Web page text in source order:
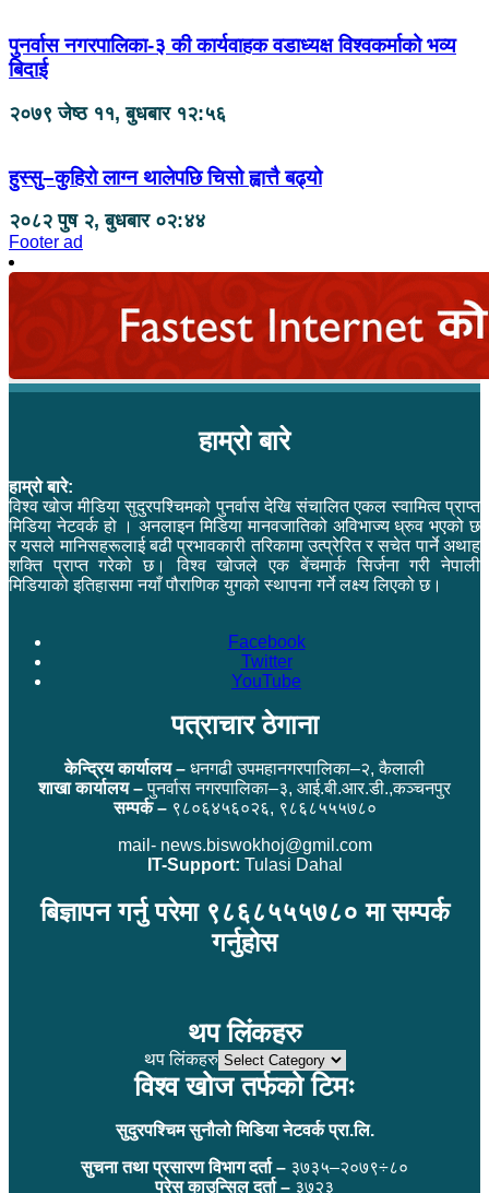
पुनर्वास नगरपालिका-३ की कार्यवाहक वडाध्यक्ष विश्वकर्माको भव्य
बिदाई
२०७९ जेष्ठ ११, बुधबार १२:५६
हुस्सु–कुहिरो लाग्न थालेपछि चिसो ह्वात्तै बढ्यो
२०८२ पुष २, बुधबार ०२:४४
Footer ad
हाम्रो बारे
हाम्रो बारे:
विश्व खोज मीडिया सुदुरपश्चिमको पुनर्वास देखि संचालित एकल स्वामित्व प्राप्त
मिडिया नेटवर्क हो । अनलाइन मिडिया मानवजातिको अविभाज्य ध्रुव भएको छ
र यसले मानिसहरूलाई बढी प्रभावकारी तरिकामा उत्प्रेरित र सचेत पार्ने अथाह
शक्ति प्राप्त गरेको छ। विश्व खोजले एक बेंचमार्क सिर्जना गरी नेपाली
मिडियाको इतिहासमा नयाँ पौराणिक युगको स्थापना गर्ने लक्ष्य लिएको छ।
Facebook
Twitter
YouTube
पत्राचार ठेगाना
केन्द्रिय कार्यालय – धनगढी उपमहानगरपालिका–२, कैलाली
शाखा कार्यालय –पुनर्वास नगरपालिका–३, आई.बी.आर.डी.,कञ्चनपुर
सम्पर्क –९८०६४५६०२६, ९८६८५५५७८०
mail- news.biswokhoj@gmil.com
IT-Support: Tulasi Dahal
बिज्ञापन गर्नु परेमा ९८६८५५५७८० मा सम्पर्क
गर्नुहोस
थप लिंकहरु
थप लिंकहरु
विश्व खोज तर्फको टिमः
सुदुरपश्चिम सुनौलो मिडिया नेटवर्क प्रा.लि.
सुचना तथा प्रसारण विभाग दर्ता – ३७३५–२०७९÷८०
प्रेस काउन्सिल दर्ता – ३७२३